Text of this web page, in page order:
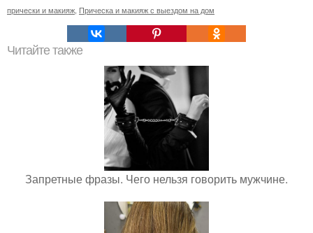
прически и макияж Прическа и макияж с выездом на дом
Читайте также
Запретные фразы. Чего нельзя говорить мужчине.